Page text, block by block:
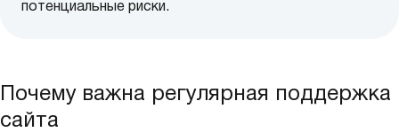
потенциальные риски.
Почему важна регулярная поддержка
сайта